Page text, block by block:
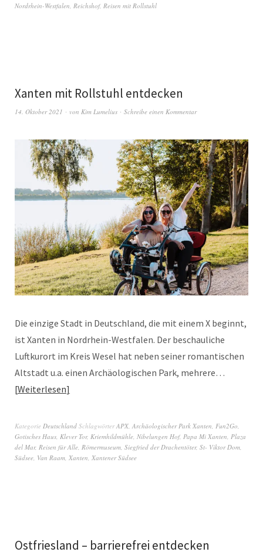
Nordrhein-Westfalen Reichshof, Reisen mit Rollstuhl
Xanten mit Rollstuhl entdecken
14. Oktober 2021 von Kim Lumelius Schreibe einen Kommentar
Die einzige Stadt in Deutschland, die mit einem X beginnt,
ist Xanten in Nordrhein-Westfalen. Der beschauliche
Luftkurort im Kreis Wesel hat neben seiner romantischen
Altstadt u.a. einen Archäologischen Park, mehrere…
Weiterlesen
Kategorie Deutschland SchlagwörterAPX, Archäologischer Park Xanten, Fun2Go,
Gotisches Haus, Klever Tor, Kriemhildmühle, Nibelungen Hof, Papa Mi Xanten, Plaza
del Mar, Reisen für Alle, Römermuseum, Siegfried der Drachentöter, St- Viktor Dom,
Südsee, Van Raam, Xanten, Xantener Südsee
Ostfriesland – barrierefrei entdecken